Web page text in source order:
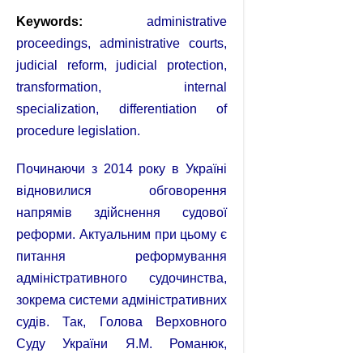
Keywords: administrative
proceedings, administrative courts,
judicial reform, judicial protection,
transformation, internal
specialization, differentiation of
procedure legislation.
Починаючи з 2014 року в Україні
відновилися обговорення
напрямів здійснення судової
реформи. Актуальним при цьому є
питання реформування
адміністративного судочинства,
зокрема системи адміністративних
судів. Так, Голова Верховного
Суду України Я.М. Романюк,